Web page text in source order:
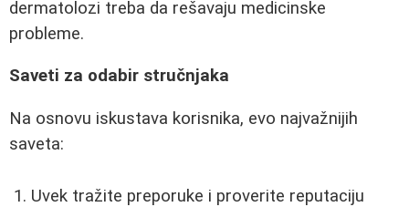
dermatolozi treba da rešavaju medicinske
probleme.
Saveti za odabir stručnjaka
Na osnovu iskustava korisnika, evo najvažnijih
saveta:
Uvek tražite preporuke i proverite reputaciju